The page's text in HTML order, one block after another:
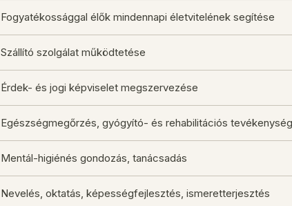
Fogyatékossággal élők mindennapi életvitelének segítése
Szállító szolgálat működtetése
Érdek- és jogi képviselet megszervezése
Egészségmegőrzés, gyógyító- és rehabilitációs tevékenység
Mentál-higiénés gondozás, tanácsadás
Nevelés, oktatás, képességfejlesztés, ismeretterjesztés